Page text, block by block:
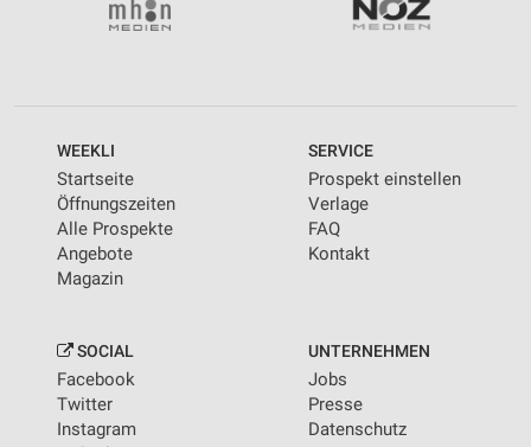
WEEKLI
Startseite
Öffnungszeiten
Alle Prospekte
Angebote
Magazin
SERVICE
Prospekt einstellen
Verlage
FAQ
Kontakt
SOCIAL
Facebook
Twitter
Instagram
UNTERNEHMEN
Jobs
Presse
Datenschutz